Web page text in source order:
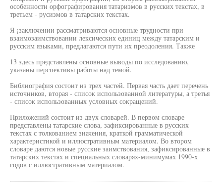
особенности орфографирования татаризмов в русских текстах, в
третьем - русизмов в татарских текстах.
Я ¡заключении рассматриваются основные трудности при
взаимозаимствовании лексических единиц между татарским и
русским языками, предлагаются пути их преодоления. Также
13 здесь представлены основные выводы по исследованию,
указаны перспективы работы над темой.
Библиография состоит из трех частей. Первая часть дает перечень
источников, вторая - список использованной литературы, а третья
- список использованных условных сокращений.
Приложений состоит из двух словарей. В первом словаре
представлены татарские слова, зафиксированные в русских
текстах с толкованием значения, краткой грамматической
характеристикой и иллюстративным материалом. Во втором
словаре даются новые русские заимствования, зафиксированные в
татарских текстах и специальных словарях-минимумах 1990-х
годов с иллюстративным материалом.